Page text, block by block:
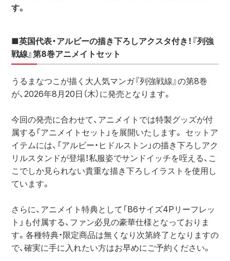
す。
■英国代表・アルビーの描き下ろしアクスタ付き！『列強
戦線』第8巻アニメイトセット
うるまなつこが描く大人気マンガ『列強戦線』の第8巻
が、2026年8月20日（木）に発売となります。
今回の発売に合わせて、アニメイトでは特製グッズが付
属する「アニメイトセット」を展開いたします。 セットア
イテムには、「アルビー・ヒドルストン」の描き下ろしアク
リルスタンドが登場！私服姿でサンドイッチを咥える、こ
こでしか見られない貴重な描き下ろしイラストを使用し
ています。
さらに、アニメイト特典として「B6サイズ4Pリーフレッ
ト」も付属する、ファン必見の豪華仕様となっておりま
す。各種特典・限定商品は無くなり次第終了となりますの
で、確実に手に入れたい方はお早めにご予約ください。